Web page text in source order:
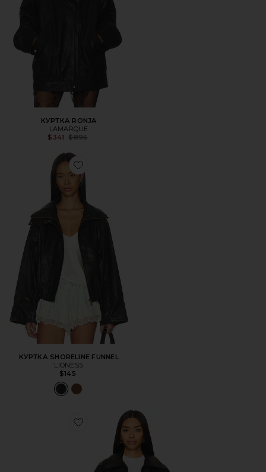
КУРТКА RONJA
LAMARQUE
$341
Previous price:
$895
Favorite КУРТКА SHORELINE FUNNEL
КУРТКА SHORELINE FUNNEL
LIONESS
$145
Favorite КУРТКА ALEK